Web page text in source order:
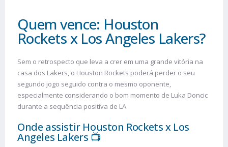
Quem vence: Houston
Rockets x Los Angeles Lakers?
Sem o retrospecto que leva a crer em uma grande vitória na
casa dos Lakers, o Houston Rockets poderá perder o seu
segundo jogo seguido contra o mesmo oponente,
especialmente considerando o bom momento de Luka Doncic
durante a sequência positiva de LA.
Onde assistir Houston Rockets x Los
Angeles Lakers 📺